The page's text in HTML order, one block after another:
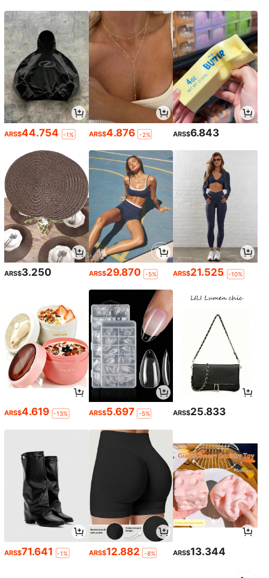
ARS$44.754 -1% ARS$4.876 -2% ARS$6.843
ARS$3.250 ARS$29.870 -5% ARS$21.525 -10%
ARS$4.619 -13% ARS$5.697 -5% ARS$25.833
ARS$71.641 -1% ARS$12.882 -8% ARS$13.344